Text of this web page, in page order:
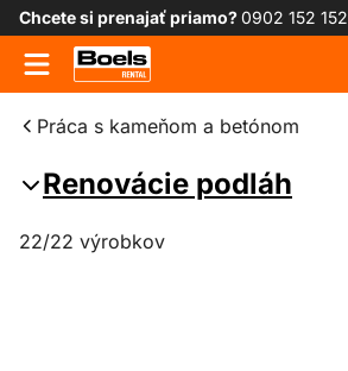
Chcete si prenajať priamo?0902 152 152
Práca s kameňom a betónom
Renovácie podláh
22/22 výrobkov